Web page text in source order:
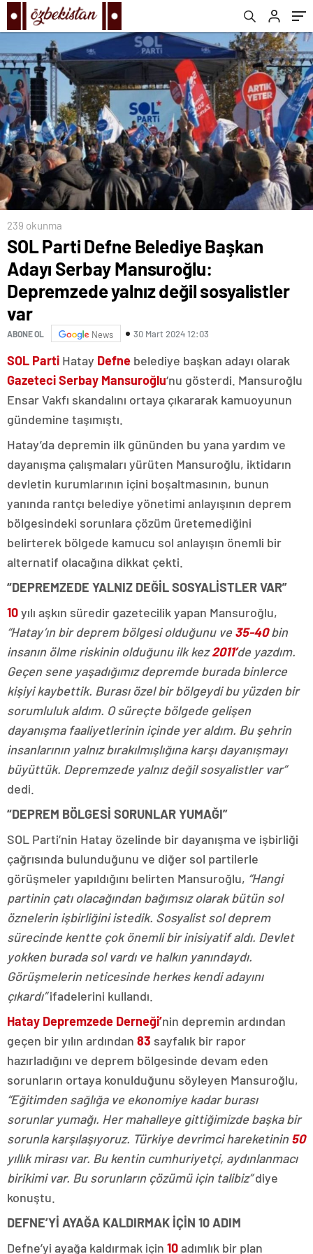
değil sosyalistler var
239 okunma
SOL Parti Defne Belediye Başkan
Adayı Serbay Mansuroğlu:
Depremzede yalnız değil sosyalistler
var
ABONE OL News 30 Mart 2024 12:03
SOL Parti Hatay Defne belediye başkan adayı olarak
Gazeteci Serbay Mansuroğlu‘nu gösterdi. Mansuroğlu
Ensar Vakfı skandalını ortaya çıkararak kamuoyunun
gündemine taşımıştı.
Hatay’da depremin ilk gününden bu yana yardım ve
dayanışma çalışmaları yürüten Mansuroğlu, iktidarın
devletin kurumlarının içini boşaltmasının, bunun
yanında rantçı belediye yönetimi anlayışının deprem
bölgesindeki sorunlara çözüm üretemediğini
belirterek bölgede kamucu sol anlayışın önemli bir
alternatif olacağına dikkat çekti.
“DEPREMZEDE YALNIZ DEĞİL SOSYALİSTLER VAR”
10yılı aşkın süredir gazetecilik yapan Mansuroğlu,
“Hatay’ın bir deprem bölgesi olduğunu ve 35-40bin
insanın ölme riskinin olduğunu ilk kez2011’de yazdım.
Geçen sene yaşadığımız depremde burada binlerce
kişiyi kaybettik. Burası özel bir bölgeydi bu yüzden bir
sorumluluk aldım. O süreçte bölgede gelişen
dayanışma faaliyetlerinin içinde yer aldım. Bu şehrin
insanlarının yalnız bırakılmışlığına karşı dayanışmayı
büyüttük. Depremzede yalnız değil sosyalistler var”
dedi.
“DEPREM BÖLGESİ SORUNLAR YUMAĞI”
SOL Parti’nin Hatay özelinde bir dayanışma ve işbirliği
çağrısında bulunduğunu ve diğer sol partilerle
görüşmeler yapıldığını belirten Mansuroğlu, “Hangi
partinin çatı olacağından bağımsız olarak bütün sol
öznelerin işbirliğini istedik. Sosyalist sol deprem
sürecinde kentte çok önemli bir inisiyatif aldı. Devlet
yokken burada sol vardı ve halkın yanındaydı.
Görüşmelerin neticesinde herkes kendi adayını
çıkardı”ifadelerini kullandı.
Hatay Depremzede Derneği’nin depremin ardından
geçen bir yılın ardından 83 sayfalık bir rapor
hazırladığını ve deprem bölgesinde devam eden
sorunların ortaya konulduğunu söyleyen Mansuroğlu,
“Eğitimden sağlığa ve ekonomiye kadar burası
sorunlar yumağı. Her mahalleye gittiğimizde başka bir
sorunla karşılaşıyoruz. Türkiye devrimci hareketinin 50
yıllık mirası var. Bu kentin cumhuriyetçi, aydınlanmacı
birikimi var. Bu sorunların çözümü için talibiz”diye
konuştu.
DEFNE’Yİ AYAĞA KALDIRMAK İÇİN 10 ADIM
Defne’yi ayağa kaldırmak için 10adımlık bir plan